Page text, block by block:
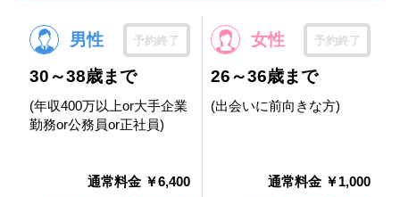
男性 予約終了
30～38歳まで
(年収400万以上or大手企業
勤務or公務員or正社員)
通常料金 ￥6,400
女性 予約終了
26～36歳まで
(出会いに前向きな方)
通常料金 ￥1,000